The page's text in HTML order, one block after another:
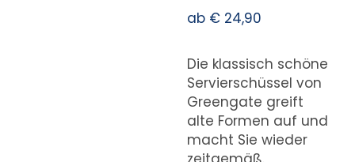
ab €24,90
Die klassisch schöne
Servierschüssel von
Greengate greift
alte Formen auf und
macht Sie wieder